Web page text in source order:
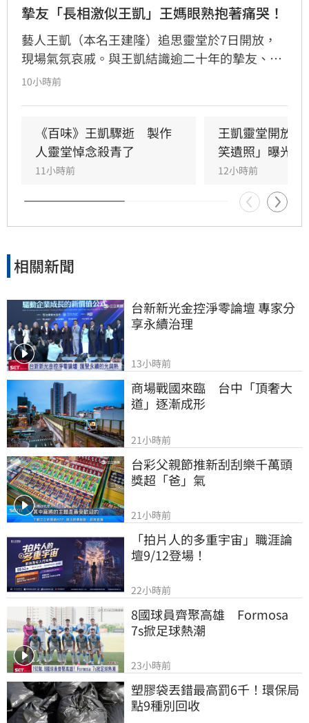
摯友「長相激似王凱」王媽眼熟抱著痛哭！
藝人王凱（本名王建隆）追思靈堂於7日開放，
現場氣氛哀戚。與王凱結識逾二十年的摯友、邱
瓈寬特助Jeff現身協助打點後事。由於兩人外貌
助，演藝圈大姐大邱瓈寬展現義氣，主動承擔治
喪事宜並指派Jeff全程留守，陪伴王凱走完人生
最後一程。這場深厚的兄弟情誼與邱瓈寬的溫暖
義舉，成為家屬在面臨驟變時最堅強的後盾，各
界也紛紛對這
10小時前
《百味》王凱驟逝　製作
人靈堂悼念殺青了
11小時前
王凱靈堂開放
笑遺照」曝光
12小時前
相關新聞
台新新光金控淨零論壇 專家分
享永續治理
13小時前
商場戰國來臨　台中「頂奢大
道」逐漸成形
21小時前
台彩父親節推新刮刮樂千萬頭
獎超「爸」氣
21小時前
「拍片人的多重宇宙」職涯論
壇9/12登場！
22小時前
8國球員齊聚高雄　Formosa
7s掀足球熱潮
23小時前
塑膠袋丟錯最高罰6千！環保局
點9種別回收